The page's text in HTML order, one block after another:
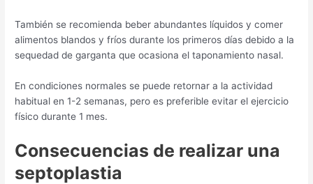
También se recomienda beber abundantes líquidos y comer
alimentos blandos y fríos durante los primeros días debido a la
sequedad de garganta que ocasiona el taponamiento nasal.
En condiciones normales se puede retornar a la actividad
habitual en 1-2 semanas, pero es preferible evitar el ejercicio
físico durante 1 mes.
Consecuencias de realizar una
septoplastia